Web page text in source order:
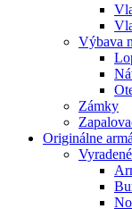
Výbava
Zámky
Originálne